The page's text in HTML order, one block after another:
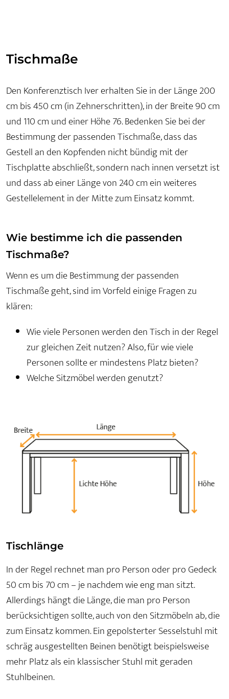
Tischmaße
Den Konferenztisch Iver erhalten Sie in der Länge 200
cm bis 450 cm (in Zehnerschritten), in der Breite 90 cm
und 110 cm und einer Höhe 76. Bedenken Sie bei der
Bestimmung der passenden Tischmaße, dass das
Gestell an den Kopfenden nicht bündig mit der
Tischplatte abschließt, sondern nach innen versetzt ist
und dass ab einer Länge von 240 cm ein weiteres
Gestellelement in der Mitte zum Einsatz kommt.
Wie bestimme ich die passenden
Tischmaße?
Wenn es um die Bestimmung der passenden
Tischmaße geht, sind im Vorfeld einige Fragen zu
klären:
Wie viele Personen werden den Tisch in der Regel
zur gleichen Zeit nutzen? Also, für wie viele
Personen sollte er mindestens Platz bieten?
Welche Sitzmöbel werden genutzt?
Tischlänge
In der Regel rechnet man pro Person oder pro Gedeck
50 cm bis 70 cm – je nachdem wie eng man sitzt.
Allerdings hängt die Länge, die man pro Person
berücksichtigen sollte, auch von den Sitzmöbeln ab, die
zum Einsatz kommen. Ein gepolsterter Sesselstuhl mit
schräg ausgestellten Beinen benötigt beispielsweise
mehr Platz als ein klassischer Stuhl mit geraden
Stuhlbeinen.